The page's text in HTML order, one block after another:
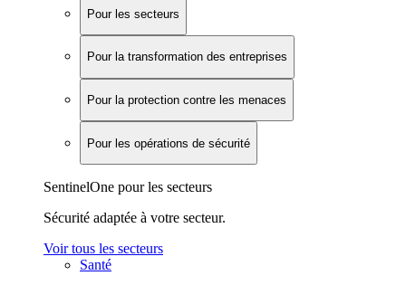
Pour les secteurs
Pour la transformation des entreprises
Pour la protection contre les menaces
Pour les opérations de sécurité
SentinelOne pour les secteurs
Sécurité adaptée à votre secteur.
Voir tous les secteurs
Santé